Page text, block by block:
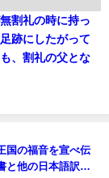
割礼の時に持っ
跡にしたがって
、割礼の父とな
国の福音を宣べ伝
と他の日本語訳と